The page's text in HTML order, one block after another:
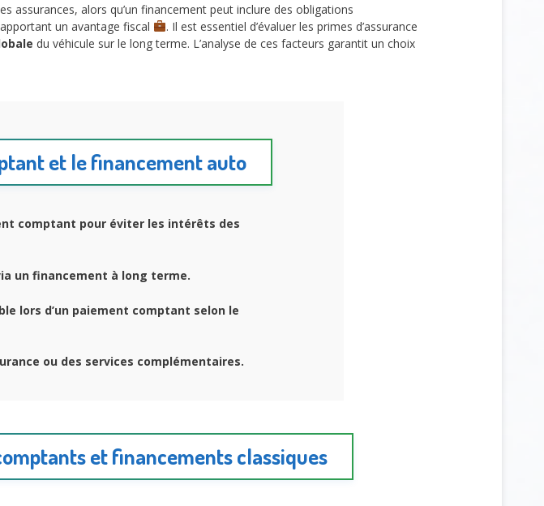
alors qu’un financement peut inclure des obligations
un avantage fiscal
. Il est essentiel d’évaluer les primes d’assurance
du véhicule sur le long terme. L’analyse de ces facteurs garantit un choix
et le financement auto
comptant pour éviter les intérêts des
un financement à long terme.
lors d’un paiement comptant selon le
ou des services complémentaires.
et financements classiques